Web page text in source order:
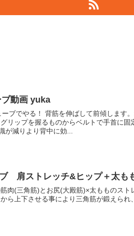
動画 yuka
します。猫背にならない
が減りより背中に効...
肩ストレッチ&ヒップ＋太
肉(三角筋)とお尻(大殿筋)×太もものスト